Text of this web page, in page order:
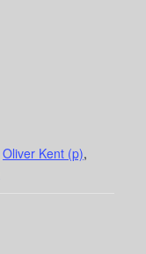
Oliver Kent (p),